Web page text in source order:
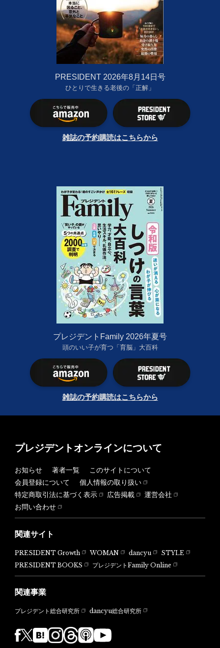
PRESIDENT 2026年8月14日号
ひとりで生きる老後の「正解」
雑誌の予約購読はこちらから
プレジデントFamily 2026年夏号
頭のいい子が育つ「育脳」大百科
雑誌の予約購読はこちらから
プレジデントオンラインについて
お知らせ 著者一覧
このサイトについて
会員登録について
個人情報の取り扱い
特定商取引法に基づく表示
広告掲載
運営会社
お問い合わせ
関連サイト
PRESIDENT Growth WOMAN dancyu
STYLE
PRESIDENT BOOKS
プレジデントFamily Online
関連事業
プレジデント総合研究所 dancyu総合研究所